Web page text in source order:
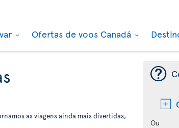
Ofertas de voos Canadá
as viagens ainda mais divertidas,
¯
Ou